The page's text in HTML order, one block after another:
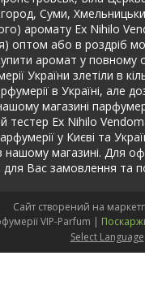
Суми,
аромату Ex Nihilo
або в роздріб
аромат у повному
України злетіли в
в Україні,
нашому магазині
тестер Ex Nihilo
у Києві та
в нашому магазині.
Вас замовлення та
Сайт створений на
Інтернет-магазин елітної парфумерії VIP-Parfum |
Select Language